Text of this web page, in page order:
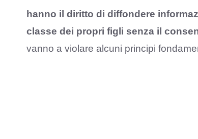
hanno il diritto di diffondere
classe dei propri figli senza il
vanno a violare alcuni principi